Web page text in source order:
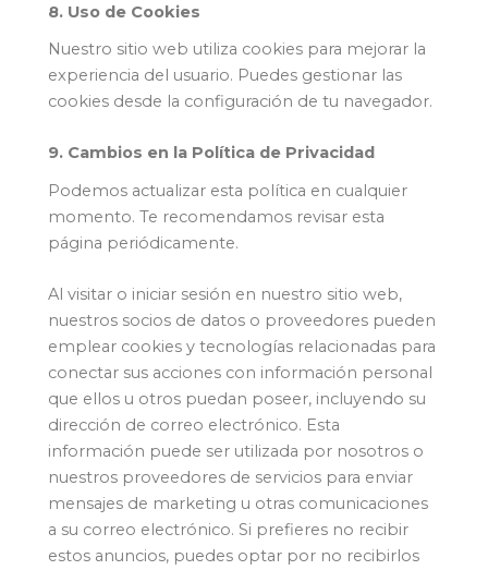
8. Uso de Cookies
Nuestro sitio web utiliza cookies para mejorar la
experiencia del usuario. Puedes gestionar las
cookies desde la configuración de tu navegador.
9. Cambios en la Política de Privacidad
Podemos actualizar esta política en cualquier
momento. Te recomendamos revisar esta
página periódicamente.
Al visitar o iniciar sesión en nuestro sitio web,
nuestros socios de datos o proveedores pueden
emplear cookies y tecnologías relacionadas para
conectar sus acciones con información personal
que ellos u otros puedan poseer, incluyendo su
dirección de correo electrónico. Esta
información puede ser utilizada por nosotros o
nuestros proveedores de servicios para enviar
mensajes de marketing u otras comunicaciones
a su correo electrónico. Si prefieres no recibir
estos anuncios, puedes optar por no recibirlos